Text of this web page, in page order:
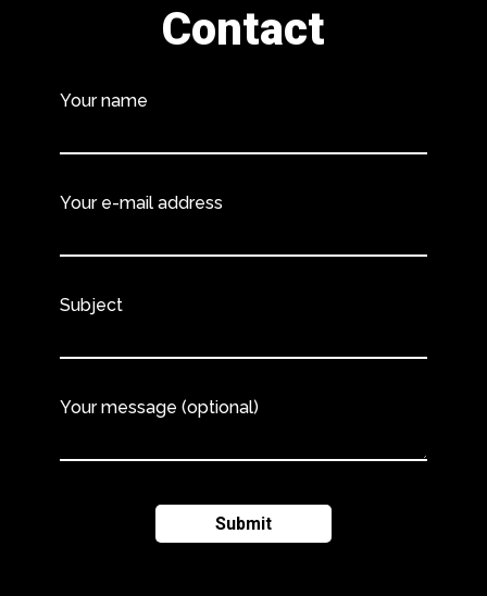
Contact
Your name
Your e-mail address
Subject
Your message (optional)